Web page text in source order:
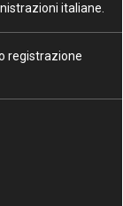
italiane.
registrazione